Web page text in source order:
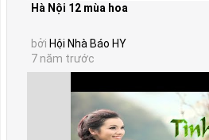
Hà Nội 12 mùa hoa
bởi Hội Nhà Báo HY
7 năm trước